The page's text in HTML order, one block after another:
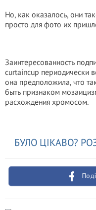
Но, как оказалось, они
просто для фото их
Заинтересованность
curtaincup периодически
она предположила, что
быть признаком
расхождения хромосом.
БУЛО ЦІКАВО?